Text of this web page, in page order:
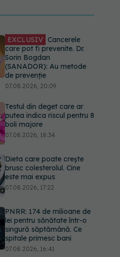
EXCLUSIV Cancerele
care pot fi prevenite. Dr.
Sorin Bogdan
(SANADOR): Au metode
de prevenție
07.08.2026, 20:09
Testul din deget care ar
putea indica riscul pentru 8
boli majore
07.08.2026, 18:34
Dieta care poate crește
brusc colesterolul. Cine
este mai expus
07.08.2026, 17:22
PNRR: 174 de milioane de
lei pentru sănătate într-o
singură săptămână. Ce
spitale primesc bani
07.08.2026, 16:41